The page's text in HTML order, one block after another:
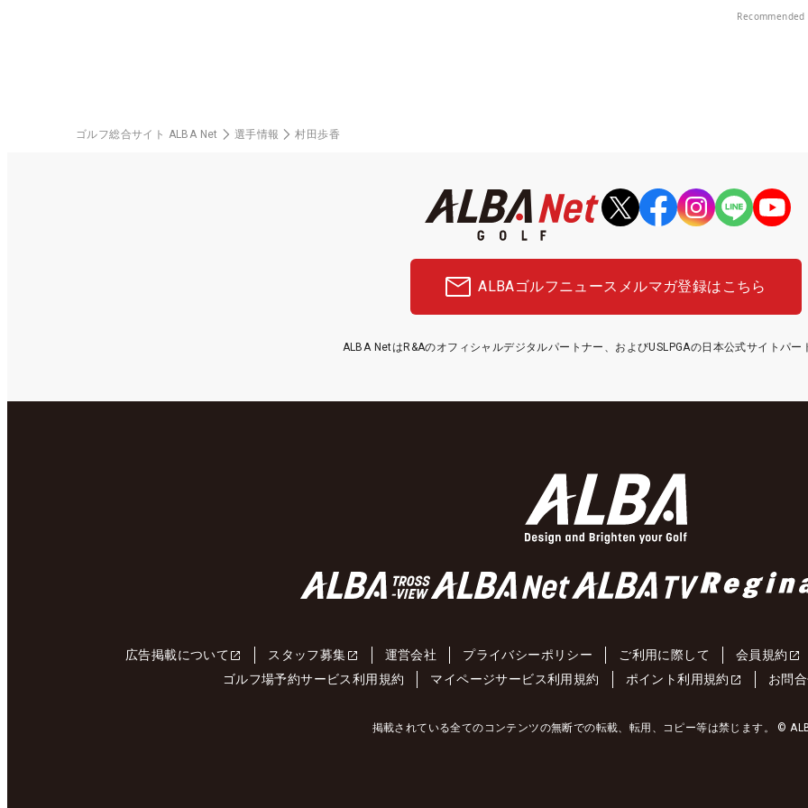
Recommended
ゴルフ総合サイト ALBA Net 選手情報 村田歩香
ALBAゴルフニュース メルマガ登録はこちら
ALBA NetはR&Aのオフィシャルデジタルパートナー、およびUSLPGAの日本公式サイトパー
広告掲載について スタッフ募集 運営会社 プライバシーポリシー ご利用に際して 会員規約
ゴルフ場予約サービス利用規約
マイページサービス利用規約 ポイント利用規約 お問
掲載されている全てのコンテンツの無断での転載、転用、コピー等は禁じます。 ©